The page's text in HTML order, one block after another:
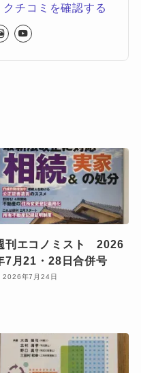
チコミを確認する
刊エコノミスト 2026
7月21・28日合併号
2026年7月24日